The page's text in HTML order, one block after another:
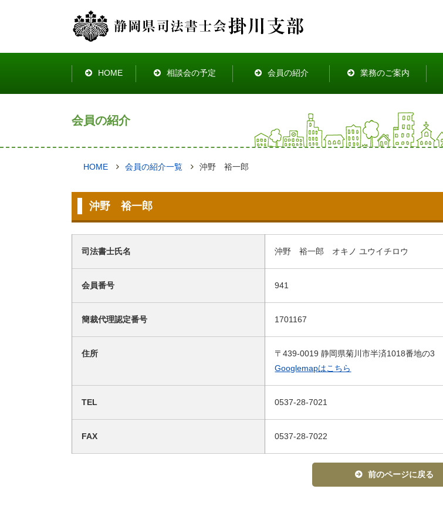
HOME 相談会の予定 会員の紹介 業務のご案内
会員の紹介
HOME 会員の紹介一覧 沖野 裕一郎
沖野 裕一郎
司法書士氏名 沖野 裕一郎 オキノ ユウイチロウ
会員番号 941
簡裁代理認定番号 1701167
住所
〒439-0019 静岡県菊川市半済1018番地の3
Googlemapはこちら
TEL 0537-28-7021
FAX 0537-28-7022
前のページに戻る